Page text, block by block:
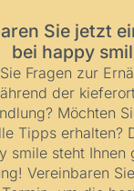
Sie jetzt
bei happy
Fragen zur
der
Möchten
Tipps erhalten?
smile steht Ihnen
Vereinbaren